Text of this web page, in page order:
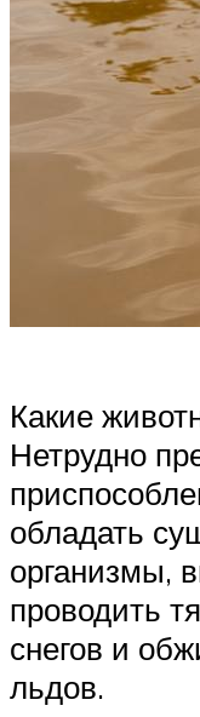
Какие
Нетрудно
обладать
организмы,
проводить
снегов и
льдов.